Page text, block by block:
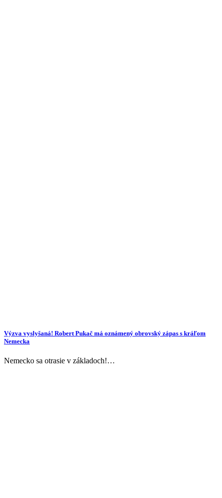
Výzva vyslyšaná! Robert Pukač má oznámený obrovský zápas s kráľom
Nemecka
Nemecko sa otrasie v základoch!…